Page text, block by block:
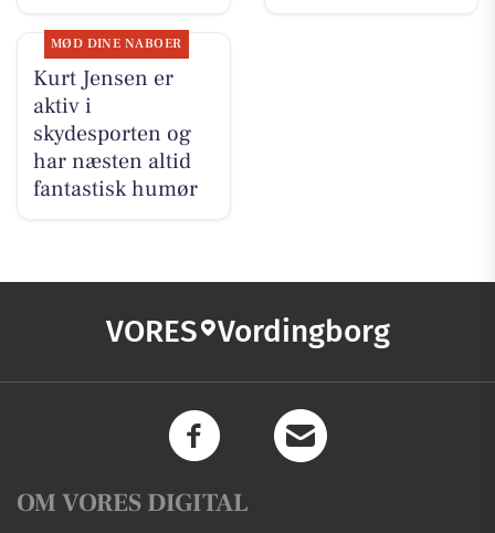
MØD DINE NABOER
Kurt Jensen er
aktiv i
skydesporten og
har næsten altid
fantastisk humør
VORES Vordingborg
OM VORES DIGITAL